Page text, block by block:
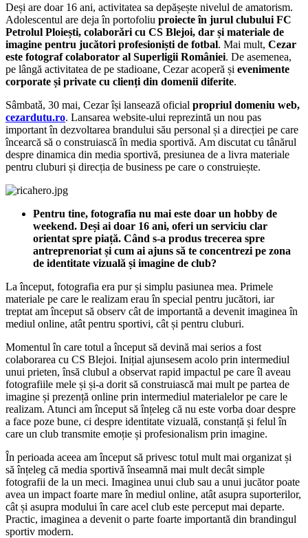
Deși are doar 16 ani, activitatea sa depășește nivelul de amatorism.
Adolescentul are deja în portofoliu proiecte în jurul clubului FC
Petrolul Ploiești, colaborǎri cu CS Blejoi, dar și materiale de
imagine pentru jucători profesioniști de fotbal. Mai mult, Cezar
este fotograf colaborator al Superligii României. De asemenea,
pe lângă activitatea de pe stadioane, Cezar acoperă și evenimente
corporate și private cu clienți din domenii diferite.
Sâmbatǎ, 30 mai, Cezar își lansează oficial propriul domeniu web,
cezardutu.ro. Lansarea website-ului reprezintă un nou pas
important în dezvoltarea brandului său personal și a direcției pe care
încearcă să o construiască în media sportivă. Am discutat cu tânărul
despre dinamica din media sportivă, presiunea de a livra materiale
pentru cluburi și direcția de business pe care o construiește.
Pentru tine, fotografia nu mai este doar un hobby de
weekend. Deși ai doar 16 ani, oferi un serviciu clar
orientat spre piață. Când s-a produs trecerea spre
antreprenoriat și cum ai ajuns să te concentrezi pe zona
de identitate vizuală și imagine de club?
La început, fotografia era pur și simplu pasiunea mea. Primele
materiale pe care le realizam erau în special pentru jucători, iar
treptat am început să observ cât de importantă a devenit imaginea în
mediul online, atât pentru sportivi, cât și pentru cluburi.
Momentul în care totul a început să devină mai serios a fost
colaborarea cu CS Blejoi. Inițial ajunsesem acolo prin intermediul
unui prieten, însă clubul a observat rapid impactul pe care îl aveau
fotografiile mele și și-a dorit să construiască mai mult pe partea de
imagine și prezență online prin intermediul materialelor pe care le
realizam. Atunci am început să înțeleg că nu este vorba doar despre
a face poze bune, ci despre identitate vizuală, constanță și felul în
care un club transmite emoție și profesionalism prin imagine.
În perioada aceea am început să privesc totul mult mai organizat și
să înțeleg că media sportivă înseamnă mai mult decât simple
fotografii de la un meci. Imaginea unui club sau a unui jucător poate
avea un impact foarte mare în mediul online, atât asupra suporterilor,
cât și asupra modului în care acel club este perceput mai departe.
Practic, imaginea a devenit o parte foarte importantă din brandingul
sportiv modern.